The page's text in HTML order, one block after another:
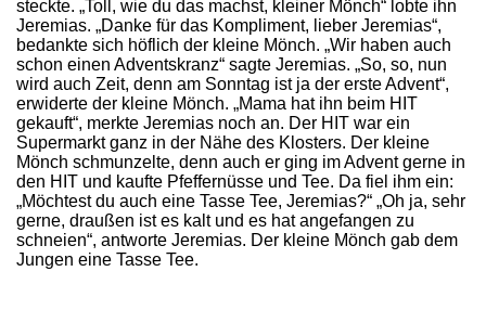
steckte. „Toll, wie du das machst, kleiner Mönch“ lobte ihn
Jeremias. „Danke für das Kompliment, lieber Jeremias“,
bedankte sich höflich der kleine Mönch. „Wir haben auch
schon einen Adventskranz“ sagte Jeremias. „So, so, nun
wird auch Zeit, denn am Sonntag ist ja der erste Advent“,
erwiderte der kleine Mönch. „Mama hat ihn beim HIT
gekauft“, merkte Jeremias noch an. Der HIT war ein
Supermarkt ganz in der Nähe des Klosters. Der kleine
Mönch schmunzelte, denn auch er ging im Advent gerne in
den HIT und kaufte Pfeffernüsse und Tee. Da fiel ihm ein:
„Möchtest du auch eine Tasse Tee, Jeremias?“ „Oh ja, sehr
gerne, draußen ist es kalt und es hat angefangen zu
schneien“, antworte Jeremias. Der kleine Mönch gab dem
Jungen eine Tasse Tee.